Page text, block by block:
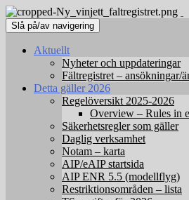
Slå på/av navigering
Aktuellt
Nyheter och uppdateringar
Fältregistret – ansökningar/
Detta gäller 2026
Regelöversikt 2025-2026
Overview – Rules in
Säkerhetsregler som gäller
Daglig verksamhet
Notam – karta
AIP/eAIP startsida
AIP ENR 5.5 (modellflyg)
Restriktionsområden – lista